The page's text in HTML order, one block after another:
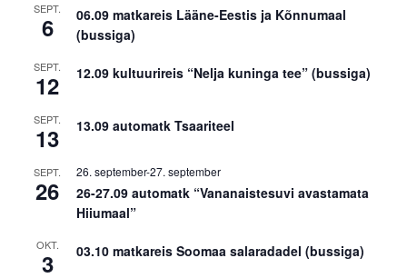
SEPT.
6
06.09 matkareis Lääne-Eestis ja Kõnnumaal
(bussiga)
SEPT.
12 12.09 kultuurireis “Nelja kuninga tee” (bussiga)
SEPT.
13 13.09 automatk Tsaariteel
SEPT.
26
26. september-27. september
26-27.09 automatk “Vananaistesuvi avastamata
Hiiumaal”
OKT.
3 03.10 matkareis Soomaa salaradadel (bussiga)